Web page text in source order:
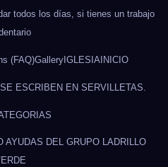
todos los días, si tienes un trabajo
(FAQ)GalleryIGLESIAINICIO
ESCRIBEN EN SERVILLETAS.
AYUDAS DEL GRUPO LADRILLO